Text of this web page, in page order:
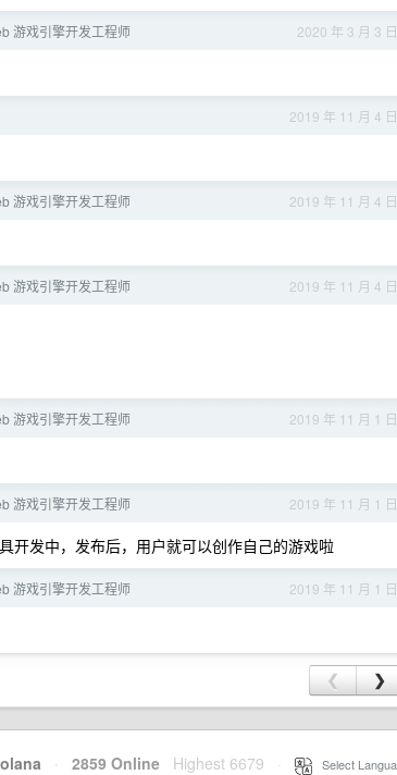
2020 年 3 月 3 日
游戏引擎开发工程师
2019 年 11 月 4 日
2019 年 11 月 4 日
游戏引擎开发工程师
2019 年 11 月 4 日
游戏引擎开发工程师
2019 年 11 月 1 日
游戏引擎开发工程师
2019 年 11 月 1 日
游戏引擎开发工程师
开发中，发布后，用户就可以创作自己的游戏啦
2019 年 11 月 1 日
游戏引擎开发工程师
❮ ❯
· 2859 Online Highest 6679 Select